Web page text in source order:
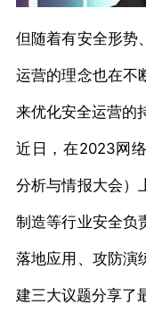
但随着有安全形势
运营的理念也在不
来优化安全运营的
近日，在2023网
分析与情报大会）
制造等行业安全负
落地应用、攻防演
建三大议题分享了